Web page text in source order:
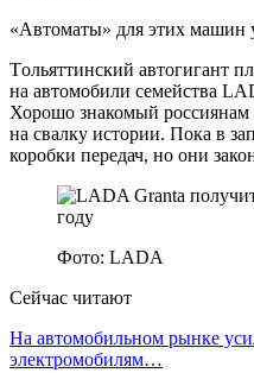
«Автоматы» для этих машин
Tольяттинский автогигант
на автомобили семейства
Хорошо знакомый россиянам
на свалку истории. Пока в
коробки передач, но они
Фото: LADA
Сейчас читают
На автомобильном рынке
электромобилям…